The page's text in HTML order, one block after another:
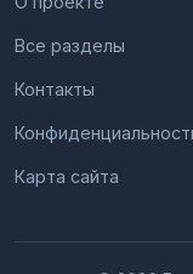
Все разделы
Контакты
Карта сайта